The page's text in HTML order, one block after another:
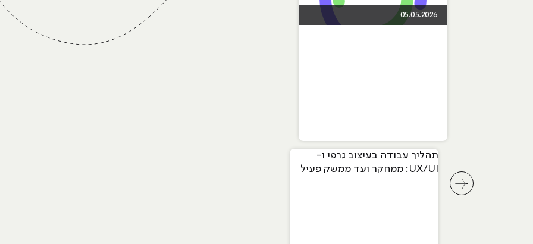
05.05.2026
תהליך עבודה בעיצוב גרפי ו-
UX/UI: ממחקר ועד ממשק פעיל
לחץ לשיקופית קודמת בסליידר מאמרים